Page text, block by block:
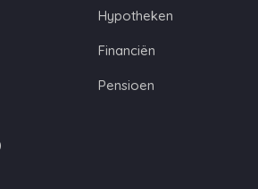
Hypotheken
Financiën
Pensioen